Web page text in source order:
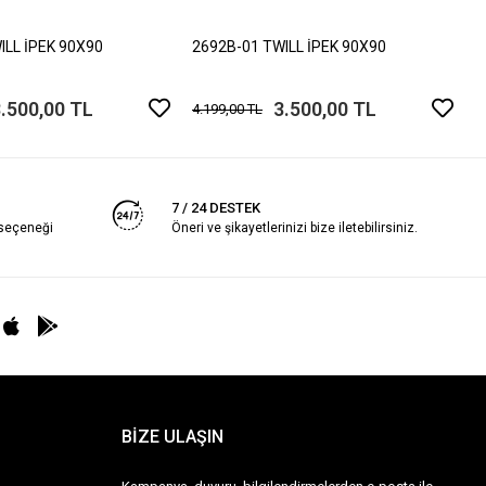
İPEK 90X90
TL
2692B-01 TWILL İPEK 90X90
4.199,00 TL 3.500,00 TL
7 / 24 DESTEK
Öneri ve şikayetlerinizi bize iletebilirsiniz.
BİZE ULAŞIN